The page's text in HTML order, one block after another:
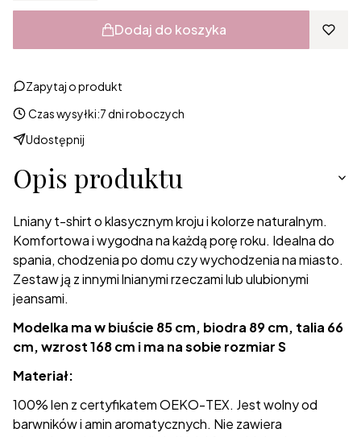
Dodaj do koszyka
Zapytaj o produkt
Czas wysyłki:7 dni roboczych
Udostępnij
Opis produktu
Lniany t-shirt o klasycznym kroju i kolorze naturalnym.
Komfortowa i wygodna na każdą porę roku. Idealna do
spania, chodzenia po domu czy wychodzenia na miasto.
Zestaw ją z innymi lnianymi rzeczami lub ulubionymi
jeansami.
Modelka ma w biuście 85 cm, biodra 89 cm, talia 66
cm, wzrost 168 cm i ma na sobie rozmiar S
Materiał:
100% len z certyfikatem OEKO-TEX. Jest wolny od
barwników i amin aromatycznych. Nie zawiera